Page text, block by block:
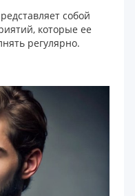
собой
которые ее
регулярно.